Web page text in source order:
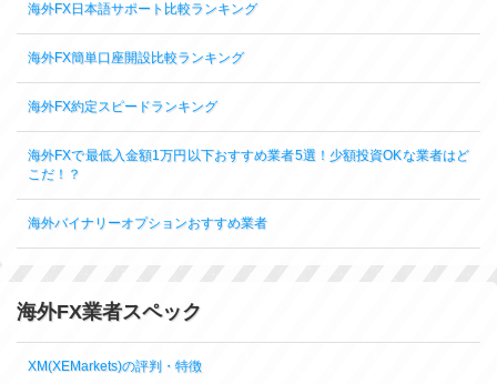
海外FX日本語サポート比較ランキング
海外FX簡単口座開設比較ランキング
海外FX約定スピードランキング
海外FXで最低入金額1万円以下おすすめ業者5選！少額投資OKな業者はど
こだ！？
海外バイナリーオプションおすすめ業者
海外FX業者スペック
XM(XEMarkets)の評判・特徴